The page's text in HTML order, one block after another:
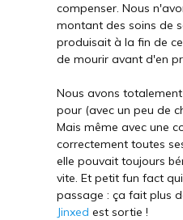
compenser. Nous
montant des soins de
produisait à la fin de
de mourir avant d'en
Nous avons
pour (avec un peu de
Mais même avec une
correctement toutes
elle pouvait toujours
vite. Et petit fun fact
passage : ça fait plus
Jinxed est sortie !